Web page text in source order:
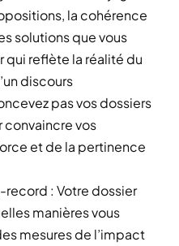
la cohérence
solutions que vous
qui reflète la réalité du
discours
pas vos dossiers
convaincre vos
et de la pertinence
record : Votre dossier
manières vous
mesures de l’impact